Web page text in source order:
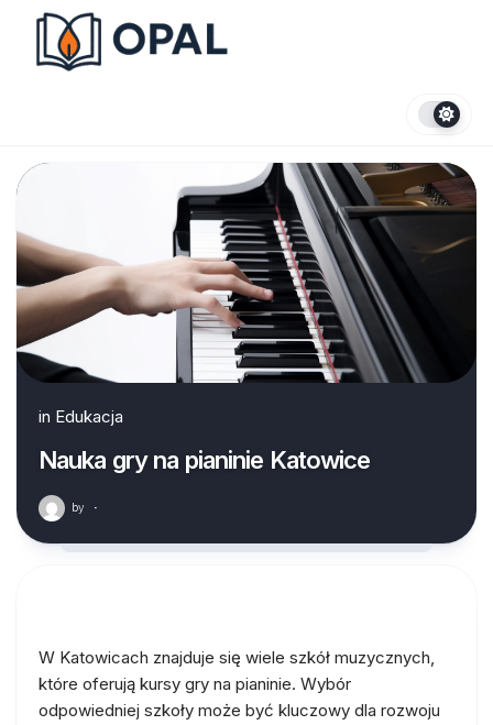
content
in Edukacja
Nauka gry na pianinie Katowice
by ·
W Katowicach znajduje się wiele szkół muzycznych,
które oferują kursy gry na pianinie. Wybór
odpowiedniej szkoły może być kluczowy dla rozwoju